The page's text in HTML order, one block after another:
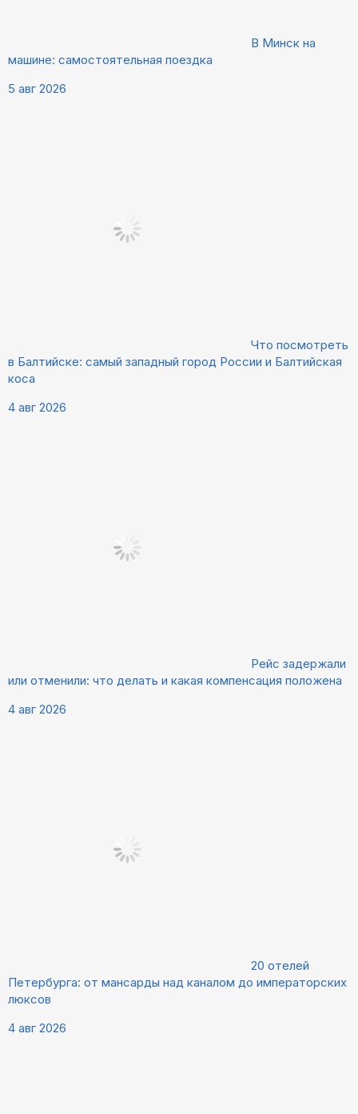
В Минск на
машине: самостоятельная поездка
5 авг 2026
Что посмотреть
в Балтийске: самый западный город России и Балтийская
коса
4 авг 2026
Рейс задержали
или отменили: что делать и какая компенсация положена
4 авг 2026
20 отелей
Петербурга: от мансарды над каналом до императорских
люксов
4 авг 2026